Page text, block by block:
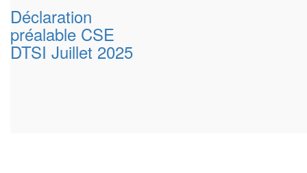
Déclaration
préalable CSE
DTSI Juillet 2025